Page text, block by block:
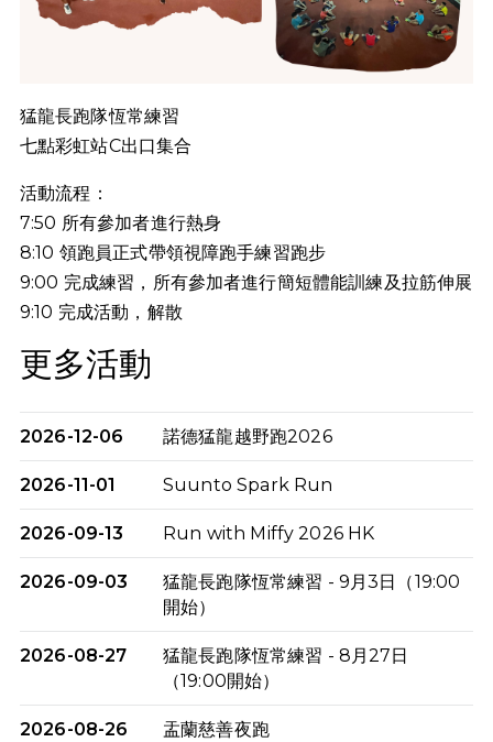
猛龍長跑隊恆常練習
七點彩虹站C出口集合
活動流程：
7:50 所有參加者進行熱身
8:10 領跑員正式帶領視障跑手練習跑步
9:00 完成練習，所有參加者進行簡短體能訓練及拉筋伸展
9:10 完成活動，解散
更多活動
2026-12-06 諾德猛龍越野跑2026
2026-11-01 Suunto Spark Run
2026-09-13 Run with Miffy 2026 HK
2026-09-03
猛龍長跑隊恆常練習 - 9月3日（19:00
開始）
2026-08-27
猛龍長跑隊恆常練習 - 8月27日
（19:00開始）
2026-08-26 盂蘭慈善夜跑